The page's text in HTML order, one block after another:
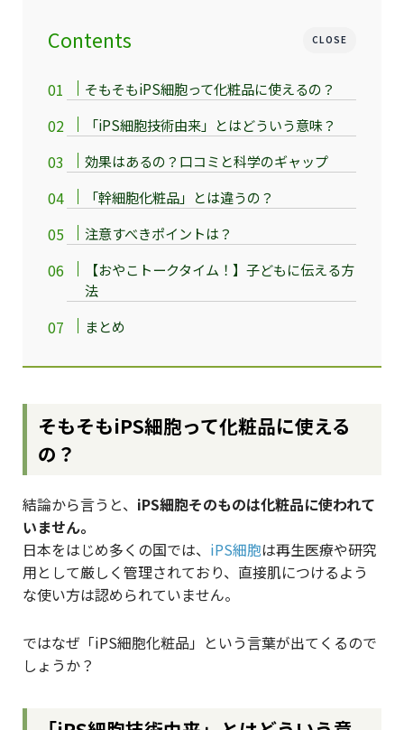
CLOSE
Contents
そもそもiPS細胞って化粧品に使えるの？
「iPS細胞技術由来」とはどういう意味？
効果はあるの？口コミと科学のギャップ
「幹細胞化粧品」とは違うの？
注意すべきポイントは？
【おやこトークタイム！】子どもに伝える方
法
まとめ
そもそもiPS細胞って化粧品に使える
の？
結論から言うと、 iPS細胞そのものは化粧品に使われて
いません。
日本をはじめ多くの国では、 iPS細胞は再生医療や研究
用として厳しく管理されており、直接肌につけるよう
な使い方は認められていません。
ではなぜ「iPS細胞化粧品」という言葉が出てくるので
しょうか？